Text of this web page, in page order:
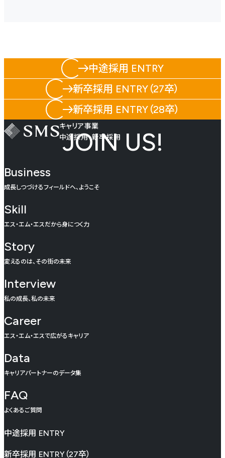
JOIN US!
中途採用 ENTRY
新卒採用 ENTRY（27卒）
新卒採用 ENTRY（28卒）
キャリア事業
中途採用・新卒採用
Business
成長しつづけるフィールドへ、ようこそ
Skill
エス・エム・エスだから身につく力
Story
変えるのは、その街の未来
Interview
私の成長、私の未来
Career
エス・エム・エスで広がるキャリア
Data
キャリアパートナーのデータ集
FAQ
よくあるご質問
中途採用 ENTRY
新卒採用 ENTRY（27卒）